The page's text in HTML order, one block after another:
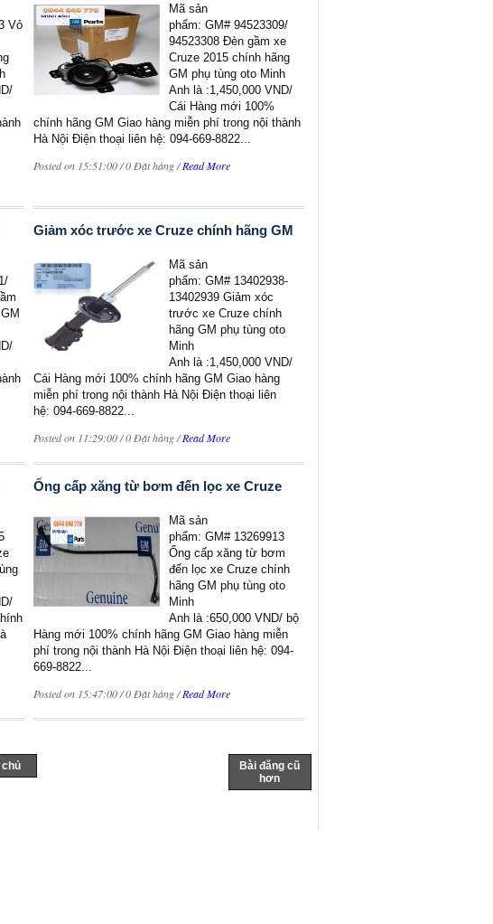
Vỏ
Mã sản
phẩm: GM# 94523309/
94523308 Đèn gầm xe
Cruze 2015 chính hãng
GM phụ tùng oto Minh
Anh là :1,450,000 VND/
Cái Hàng mới 100%
chính hãng GM Giao hàng miễn phí trong nội thành
Hà Nội Điện thoại liên hệ: 094-669-8822...
Posted on 15:51:00 / 0 Đặt hàng /Read More
Giảm xóc trước xe Cruze chính hãng GM
Mã sản
phẩm: GM# 13402938-
13402939 Giảm xóc
trước xe Cruze chính
hãng GM phụ tùng oto
Minh
Anh là :1,450,000 VND/
Cái Hàng mới 100% chính hãng GM Giao hàng
miễn phí trong nội thành Hà Nội Điện thoại liên
hệ: 094-669-8822...
Posted on 11:29:00 / 0 Đặt hàng /Read More
Ống cấp xăng từ bơm đến lọc xe Cruze
Mã sản
phẩm: GM# 13269913
Ống cấp xăng từ bơm
đến lọc xe Cruze chính
hãng GM phụ tùng oto
Minh
Anh là :650,000 VND/ bộ
Hàng mới 100% chính hãng GM Giao hàng miễn
phí trong nội thành Hà Nội Điện thoại liên hệ: 094-
669-8822...
Posted on 15:47:00 / 0 Đặt hàng /Read More
Bài đăng cũ
hơn
chủ